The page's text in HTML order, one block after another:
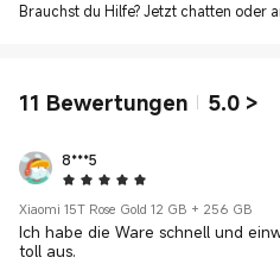
Brauchst du Hilfe? Jetzt chatten oder
11 Bewertungen 5.0 >
8***5
5 Star
Xiaomi 15T Rose Gold 12 GB + 256 GB
Ich habe die Ware schnell und
toll aus.